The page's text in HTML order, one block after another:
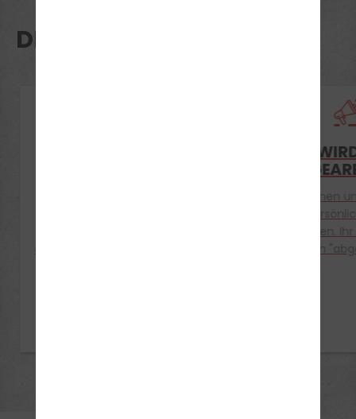
DEINE VORTEILE
HIER
Wir nehmen
Zeit,
einzugehen.
einfach